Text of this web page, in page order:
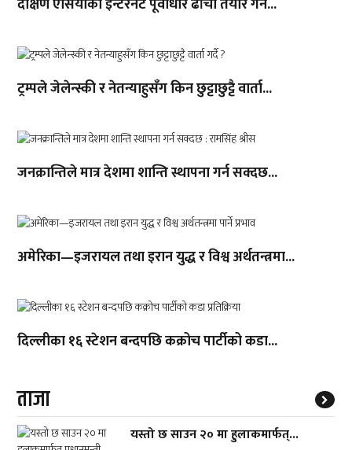
ट्रम्पले जेलेन्स्की र नेतन्याहुसँग किन छुट्टाछुट्टै वार्ता...
जनक्रान्तिले मात्र देशमा शान्ति स्थापना गर्न सक्दछ...
अमेरिका—इजरायल तथा इरान युद्ध र विश्व अर्थतन्त्रमा...
दिल्लीका १६ स्टेशन बन्दपछि कक्रोच पार्टीको कडा...
ताजा
यस्तो छ साउन २० मा हुलाकमार्फत्...